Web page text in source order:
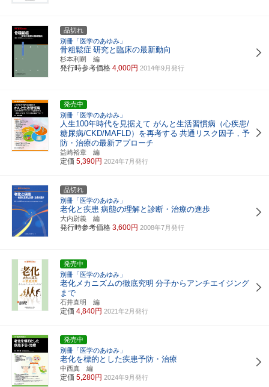
品切れ
別冊「医学のあゆみ」
骨粗鬆症 研究と臨床の最新動向
杉本利嗣 編
発行時参考価格 4,000円 2014年9月発行
発売中
別冊「医学のあゆみ」
人生100年時代を見据えて がんと生活習慣病（心疾患/
糖尿病/CKD/MAFLD）を再考する 共通リスク因子，予
防・治療の最新アプローチ
益崎裕章 編
定価 5,390円 2024年7月発行
品切れ
別冊「医学のあゆみ」
老化と疾患 病態の理解と診断・治療の進歩
大内尉義 編
発行時参考価格 3,600円 2008年7月発行
発売中
別冊「医学のあゆみ」
老化メカニズムの徹底究明 分子からアンチエイジング
まで
石井直明 編
定価 4,840円 2021年2月発行
発売中
別冊「医学のあゆみ」
老化を標的とした疾患予防・治療
中西真 編
定価 5,280円 2024年9月発行